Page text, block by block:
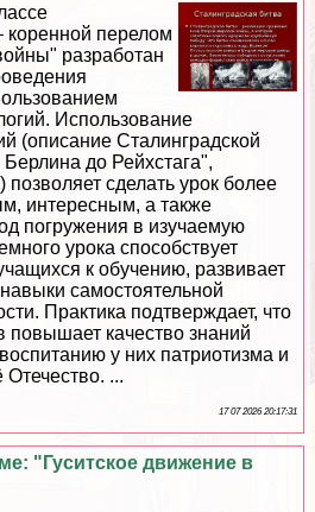
коренной перелом
разработан
Использование
(описание Сталинградской
до Рейхстага",
сделать урок более
интересным, а также
погружения в изучаемую
урока способствует
к обучению, развивает
самостоятельной
Пpaктика подтверждает, что
повышает качество знаний
у них патриотизма и
Отечество. ...
17 07 2026 20:17:31
"Гуситское движение в